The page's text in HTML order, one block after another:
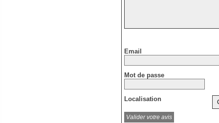
Email
Mot de passe
Localisation